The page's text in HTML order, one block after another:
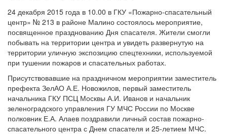
24 декабря 2015 года в 10.00 в ГКУ «Пожарно-спасательный
центр» № 213 в районе Малино состоялось мероприятие,
посвященное празднованию Дня спасателя. Жители смогли
побывать на территории центра и увидеть развернутую на
территории уличную экспозицию спецтехники, используемой
при тушении пожаров и спасательных работах.
Присутствовавшие на праздничном мероприятии заместитель
префекта ЗелАО А.Е. Новожилов, первый заместитель
начальника ГКУ ПСЦ Москвы А.И. Иванов и начальник
зеленоградского управления ГУ МЧС России по Москве
полковник Е.А. Алаев поздравили личный состав пожарно-
спасательного центра с Днем спасателя и 25-летием МЧС.